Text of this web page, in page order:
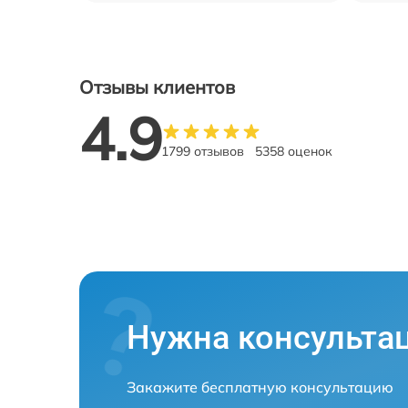
Отзывы клиентов
4.91799 отзывов 5358 оценок
Нужна
Закажите бесплатную консультацию